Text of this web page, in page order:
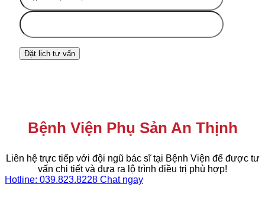
Bệnh Viện Phụ Sản An Thịnh
Liên hệ trực tiếp với đội ngũ bác sĩ tại Bệnh Viện để được tư
vấn chi tiết và đưa ra lộ trình điều trị phù hợp!
Hotline: 039.823.8228 Chat ngay